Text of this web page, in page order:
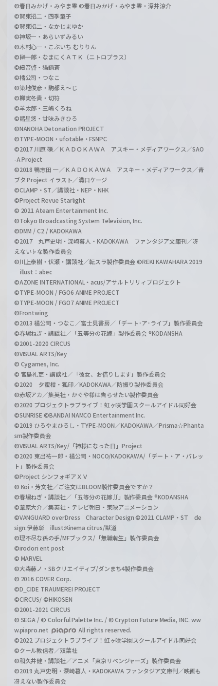
©春日みかげ・みやま零 ©春日みかげ・みやま零・深井涼介
©賀東招二・四季童子
©賀東招二・なかじまゆか
©神坂一・あらいずみるい
©木村心一・こぶいち むりりん
©榊一郎・なまにくＡＴＫ（ニトロプラス）
©細音啓・猫鍋蒼
©橘公司・つなこ
©築地俊彦・駒都え～じ
©柳実冬貴・切符
©羊太郎・三嶋くろね
©諸星悠・甘味みきひろ
©NANOHA Detonation PROJECT
©TYPE-MOON・ufotable・FSNPC
©2017 川原 礫／ＫＡＤＯＫＡＷＡ アスキー・メディアワークス／SAO
-A Project
©2018 鴨志田 一／ＫＡＤＯＫＡＷＡ アスキー・メディアワークス／青
ブタ Project イラスト／溝口ケージ
©CLAMP・ST／講談社・NEP・NHK
©Project Revue Starlight
© 2021 Ateam Entertainment Inc.
©Tokyo Broadcasting System Television, Inc.
©DMM / C2 / KADOKAWA
©2017 丸戸史明・深崎暮人・KADOKAWA ファンタジア文庫刊／冴
えない♭な製作委員会
©川上泰樹・伏瀬・講談社／転スラ製作委員会 ©REKI KAWAHARA 2019
illust：abec
©AZONE INTERNATIONAL・acus/アサルトリリィプロジェクト
©TYPE-MOON / FGO6 ANIME PROJECT
©TYPE-MOON / FGO7 ANIME PROJECT
©Frontwing
©2013 橘公司・つなこ／富士見書房／「デート･ア･ライブ」製作委員会
©春場ねぎ・講談社／「五等分の花嫁」製作委員会 ®KODANSHA
©2001-2020 CIRCUS
©VISUAL ARTS/Key
© Cygames, Inc.
© 宮島礼吏・講談社／「彼女、お借りします」製作委員会
©2020 夕蜜柑・狐印／KADOKAWA／防振り製作委員会
©赤坂アカ／集英社・かぐや様は告らせたい製作委員会
©2020 プロジェクトラブライブ！虹ヶ咲学園スクールアイドル同好会
©SUNRISE ©BANDAI NAMCO Entertainment Inc.
©2019 ひろやまひろし・TYPE-MOON／KADOKAWA／Prisma☆Phanta
sm製作委員会
©VISUAL ARTS/Key/「神様になった日」Project
©2020 東出祐一郎・橘公司・NOCO/KADOKAWA/「デート・ア・バレッ
ト」製作委員会
©Project シンフォギアＸＶ
© Koi・芳文社／ご注文はBLOOM製作委員会ですか？
©春場ねぎ・講談社／「五等分の花嫁∬」製作委員会 ®KODANSHA
©葦原大介／集英社・テレビ朝日・東映アニメーション
©VANGUARD overDress Character Design ©2021 CLAMP・ST de
sign:伊藤彰 illust:Kinema citrus/獣道
©理不尽な孫の手/MFブックス/「無職転生」製作委員会
©irodori ent post
© MARVEL
©大森藤ノ・SBクリエイティブ/ダンまち4製作委員会
© 2016 COVER Corp.
©D_CIDE TRAUMEREI PROJECT
©CIRCUS/ ©HIKOSEN
©2001-2021 CIRCUS
© SEGA / © Colorful Palette Inc. / © Crypton Future Media, INC. ww
w.piapro.net
All rights reserved.
©2022 プロジェクトラブライブ！虹ヶ咲学園スクールアイドル同好会
©クール教信者／双葉社
©和久井健・講談社／アニメ「東京リベンジャーズ」製作委員会
©2019 丸戸史明・深崎暮人・KADOKAWA ファンタジア文庫刊／映画も
冴えない製作委員会